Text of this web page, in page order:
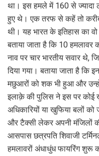
था। इस हमले में 160 से ज्यादा
हुए थे। एक तरफ से कहें तो
थी। यह भारत के इतिहास का
बताया जाता है कि 10
नाव पर चार भारतीय सवार थे,
दिया गया। बताया जाता है कि
मछुआरों को शक भी हुआ और
इलाक़े की पुलिस ने इस पर कोई
अधिकारियों या खुफिया बलों को
और टैक्सी लेकर अपनी मंजिलों
आसपास छत्रपति शिवाजी
हमलावरों अंधाधुंध फायरिंग